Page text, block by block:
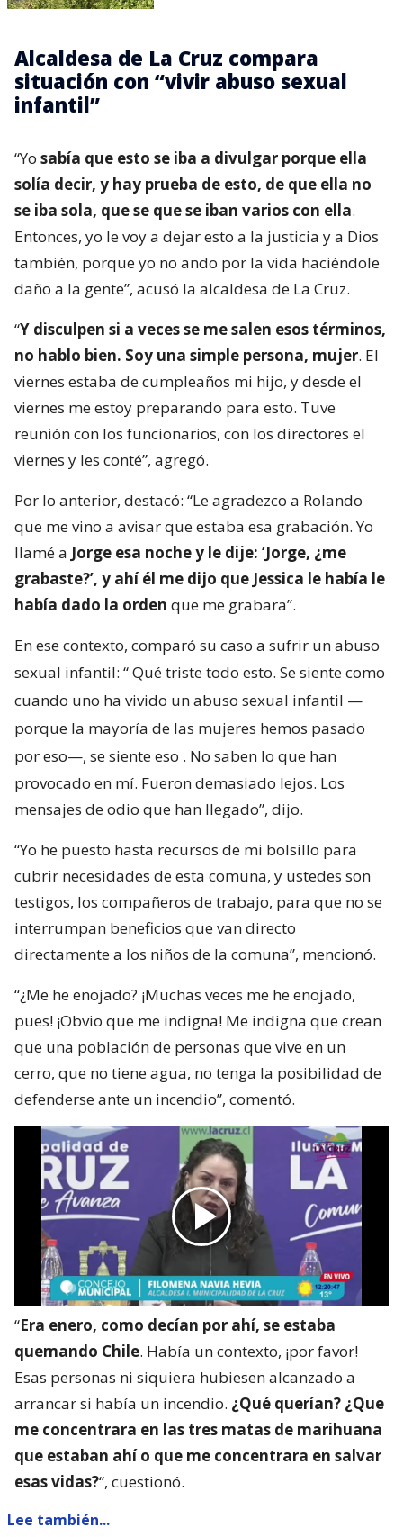
Alcaldesa de La Cruz compara
situación con “vivir abuso sexual
infantil”
“Yo sabía que esto se iba a divulgar porque ella
solía decir, y hay prueba de esto, de que ella no
se iba sola, que se que se iban varios con ella.
Entonces, yo le voy a dejar esto a la justicia y a Dios
también, porque yo no ando por la vida haciéndole
daño a la gente”, acusó la alcaldesa de La Cruz.
“Y disculpen si a veces se me salen esos términos,
no hablo bien. Soy una simple persona, mujer. El
viernes estaba de cumpleaños mi hijo, y desde el
viernes me estoy preparando para esto. Tuve
reunión con los funcionarios, con los directores el
viernes y les conté”, agregó.
Por lo anterior, destacó: “Le agradezco a Rolando
que me vino a avisar que estaba esa grabación. Yo
llamé a Jorge esa noche y le dije: ‘Jorge, ¿me
grabaste?’, y ahí él me dijo que Jessica le había le
había dado la orden que me grabara”.
En ese contexto, comparó su caso a sufrir un abuso
sexual infantil: “Qué triste todo esto. Se siente como
cuando uno ha vivido un abuso sexual infantil —
porque la mayoría de las mujeres hemos pasado
por eso—, se siente eso . No saben lo que han
provocado en mí. Fueron demasiado lejos. Los
mensajes de odio que han llegado”, dijo.
“Yo he puesto hasta recursos de mi bolsillo para
cubrir necesidades de esta comuna, y ustedes son
testigos, los compañeros de trabajo, para que no se
interrumpan beneficios que van directo
directamente a los niños de la comuna”, mencionó.
“¿Me he enojado? ¡Muchas veces me he enojado,
pues! ¡Obvio que me indigna! Me indigna que crean
que una población de personas que vive en un
cerro, que no tiene agua, no tenga la posibilidad de
defenderse ante un incendio”, comentó.
“Era enero, como decían por ahí, se estaba
quemando Chile. Había un contexto, ¡por favor!
Esas personas ni siquiera hubiesen alcanzado a
arrancar si había un incendio. ¿Qué querían? ¿Que
me concentrara en las tres matas de marihuana
que estaban ahí o que me concentrara en salvar
esas vidas?“, cuestionó.
Lee también...